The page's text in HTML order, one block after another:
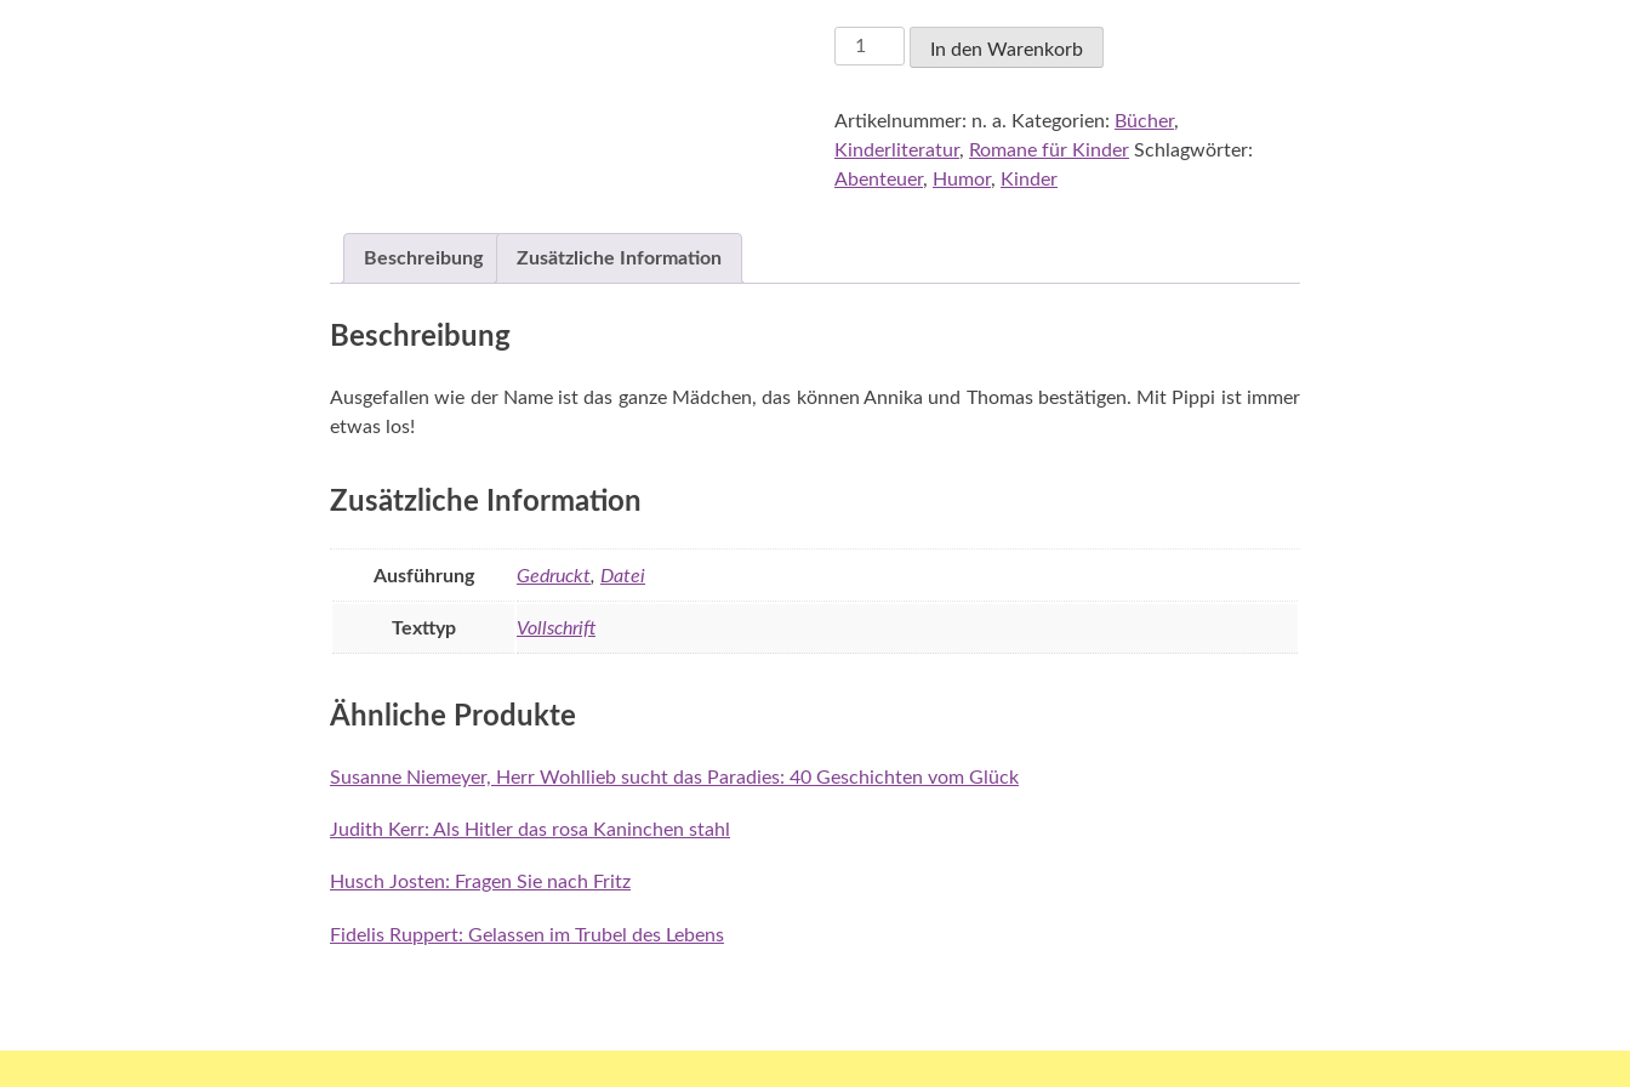
Lindgren,
Astrid:
Langstrumpf
geht
an
In den Warenkorb
Artikelnummer: n. a. Kategorien: Bücher,
Kinderliteratur, Romane für Kinder Schlagwörter:
Abenteuer, Humor, Kinder
Beschreibung Zusätzliche Information
Beschreibung
Ausgefallen wie der Name ist das ganze Mädchen, das können Annika und Thomas bestätigen. Mit Pippi ist immer
etwas los!
Zusätzliche Information
Ausführung Gedruckt, Datei
Texttyp Vollschrift
Ähnliche Produkte
Susanne Niemeyer, Herr Wohllieb sucht das Paradies: 40 Geschichten vom Glück
Judith Kerr: Als Hitler das rosa Kaninchen stahl
Husch Josten: Fragen Sie nach Fritz
Fidelis Ruppert: Gelassen im Trubel des Lebens